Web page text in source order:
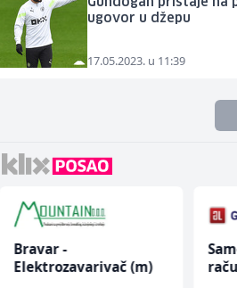
Gundogan pristaje na
ugovor u džepu
17.05.2023. u 11:39
Bravar -
Elektrozavarivač (m)